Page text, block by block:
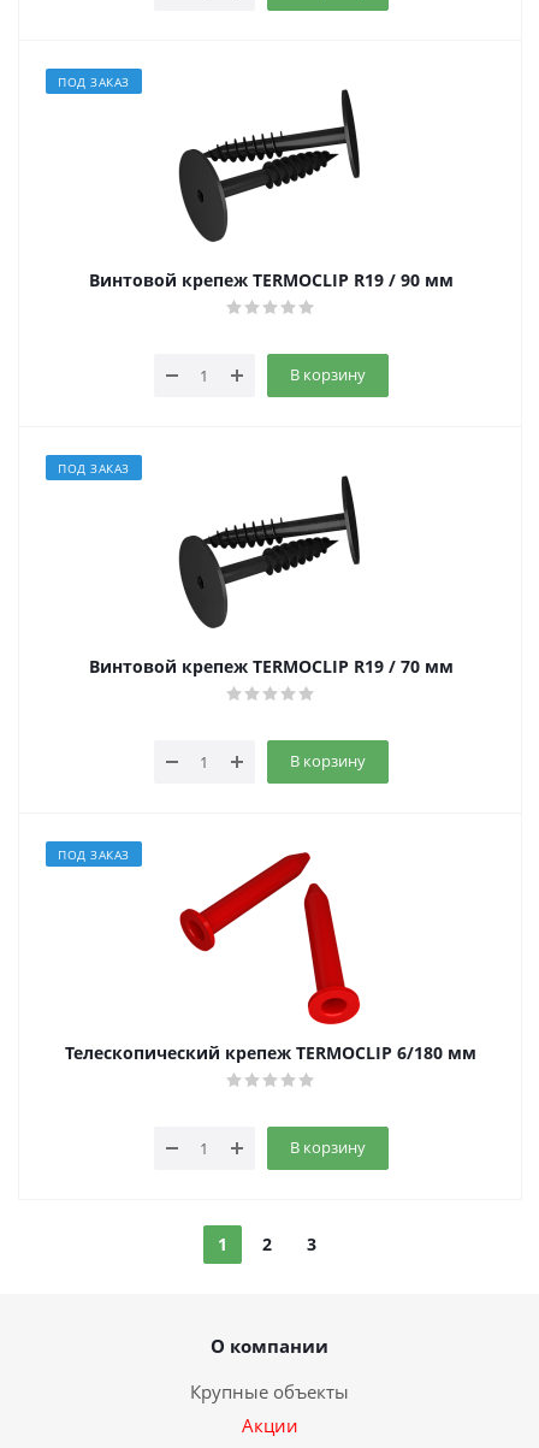
ПОД ЗАКАЗ
Винтовой крепеж TERMOCLIP R19 / 90 мм
В корзину
ПОД ЗАКАЗ
Винтовой крепеж TERMOCLIP R19 / 70 мм
В корзину
ПОД ЗАКАЗ
Телескопический крепеж TERMOCLIP 6/180 мм
В корзину
1 2 3
О компании
Крупные объекты
Акции